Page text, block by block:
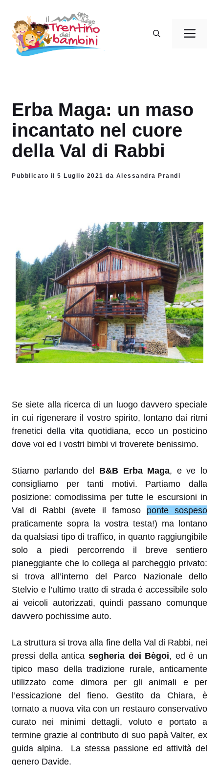
contenuto
Erba Maga: un maso
incantato nel cuore
della Val di Rabbi
Pubblicato il 5 Luglio 2021 da Alessandra Prandi
Se siete alla ricerca di un luogo davvero speciale
in cui rigenerare il vostro spirito, lontano dai ritmi
frenetici della vita quotidiana, ecco un posticino
dove voi ed i vostri bimbi vi troverete benissimo.
Stiamo parlando del B&B Erba Maga, e ve lo
consigliamo per tanti motivi. Partiamo dalla
posizione: comodissima per tutte le escursioni in
Val di Rabbi (avete il famoso ponte sospeso
praticamente sopra la vostra testa!) ma lontano
da qualsiasi tipo di traffico, in quanto raggiungibile
solo a piedi percorrendo il breve sentiero
pianeggiante che lo collega al parcheggio privato:
si trova all’interno del Parco Nazionale dello
Stelvio e l’ultimo tratto di strada è accessibile solo
ai veicoli autorizzati, quindi passano comunque
davvero pochissime auto.
La struttura si trova alla fine della Val di Rabbi, nei
pressi della antica segheria dei Bègoi, ed è un
tipico maso della tradizione rurale, anticamente
utilizzato come dimora per gli animali e per
l’essicazione del fieno. Gestito da Chiara, è
tornato a nuova vita con un restauro conservativo
curato nei minimi dettagli, voluto e portato a
termine grazie al contributo di suo papà Valter, ex
guida alpina. La stessa passione ed attività del
genero Davide.